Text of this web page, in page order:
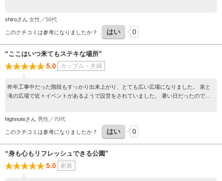
shiroさん 女性／50代
このクチコミは参考になりましたか？ はい 0
“ここはいつ来てもステキな場所”
5.0 カップル・夫婦
昨年工事中だった階段もすっかり出来上がり、とても広い広場になりました。 泉と
滝の広場で近々イベントがあるようで設営をされていました。 暑い日だったのです
が水遊びをしていてはしゃいでいました。こんな姿を見るのも楽しいですね。
highnoteさん 男性／70代
このクチコミは参考になりましたか？ はい 0
“身も心もリフレッシュできる公園”
5.0 家族